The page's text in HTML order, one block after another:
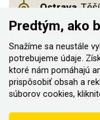
Ostrava,
Praha 14,
© 2011–2026 ASN
vyhradené
Vytvorilo
Predtým, ako
Snažíme sa neustále
potrebujeme údaje.
ktoré nám pomáhajú
prispôsobiť obsah a
súborov cookies,